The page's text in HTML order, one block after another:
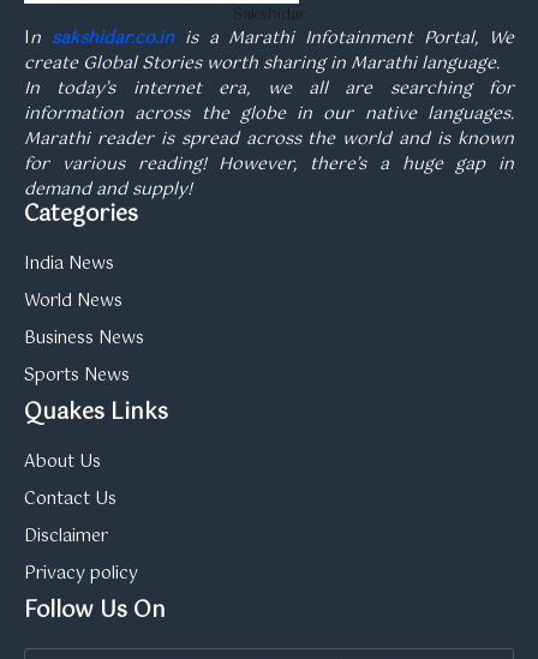
Sakshidar
In sakshidar.co.inis a Marathi Infotainment Portal, We
create Global Stories worth sharing in Marathi language.
In today’s internet era, we all are searching for
information across the globe in our native languages.
Marathi reader is spread across the world and is known
for various reading! However, there’s a huge gap in
demand and supply!
Categories
India News
World News
Business News
Sports News
Quakes Links
About Us
Contact Us
Disclaimer
Privacy policy
Follow Us On